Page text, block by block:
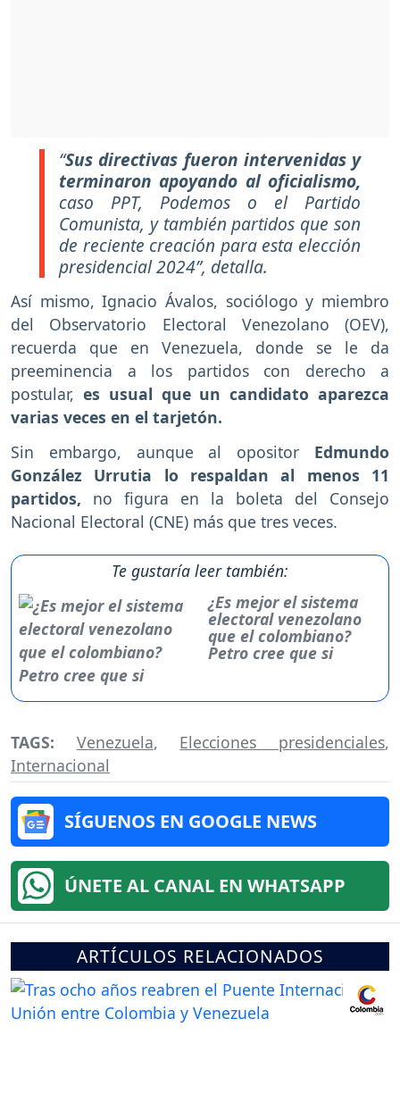
“Sus directivas fueron intervenidas y
terminaron apoyando al oficialismo,
caso PPT, Podemos o el Partido
Comunista, y también partidos que son
de reciente creación para esta elección
presidencial 2024”, detalla.
Así mismo, Ignacio Ávalos, sociólogo y miembro
del Observatorio Electoral Venezolano (OEV),
recuerda que en Venezuela, donde se le da
preeminencia a los partidos con derecho a
postular, es usual que un candidato aparezca
varias veces en el tarjetón.
Sin embargo, aunque al opositor Edmundo
González Urrutia lo respaldan al menos 11
partidos, no figura en la boleta del Consejo
Nacional Electoral (CNE) más que tres veces.
Te gustaría leer también:
¿Es mejor el sistema
electoral venezolano
que el colombiano?
Petro cree que si
TAGS: Venezuela, Elecciones presidenciales,
Internacional
SÍGUENOS EN GOOGLE NEWS
ÚNETE AL CANAL EN WHATSAPP
ARTÍCULOS RELACIONADOS